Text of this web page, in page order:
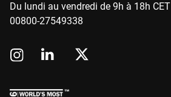
Du lundi au vendredi de 9h à 18h CET
00800-27549338